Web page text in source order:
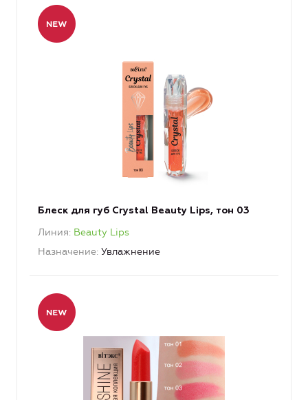
Блеск для губ Crystal Beauty Lips, тон 03
Линия Beauty Lips
Назначение Увлажнение